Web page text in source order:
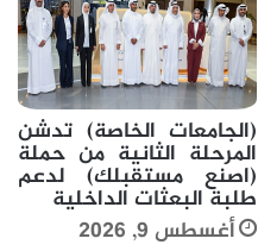
(الجامعات الخاصة) تدشن
المرحلة الثانية من حملة
(اصنع مستقبلك) لدعم
طلبة البعثات الداخلية
أغسطس 9, 2026